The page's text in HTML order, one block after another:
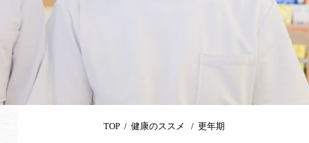
TOP 健康のススメ 更年期